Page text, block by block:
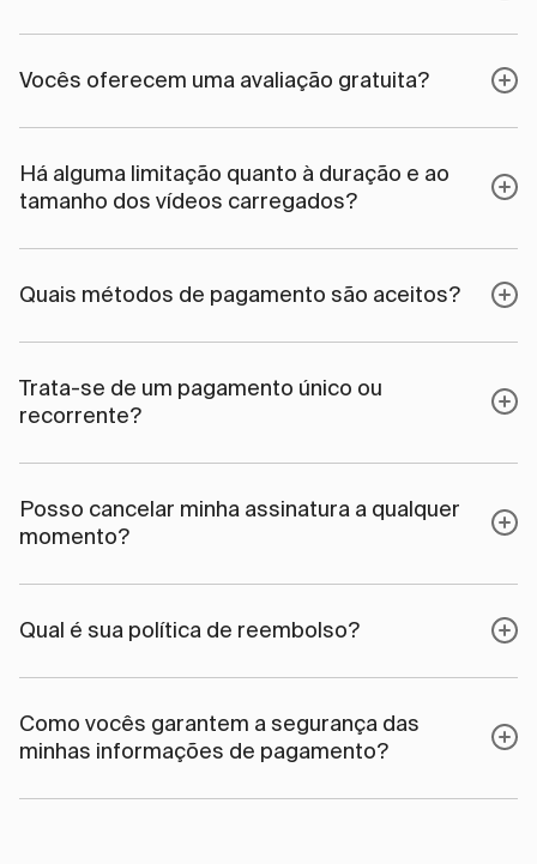
Vocês oferecem uma avaliação gratuita?
Há alguma limitação quanto à duração e ao
tamanho dos vídeos carregados?
Quais métodos de pagamento são aceitos?
Trata-se de um pagamento único ou
recorrente?
Posso cancelar minha assinatura a qualquer
momento?
Qual é sua política de reembolso?
Como vocês garantem a segurança das
minhas informações de pagamento?